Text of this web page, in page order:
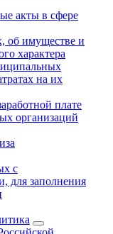
акты в сфере
об имуществе и
характера
на их
плате
организаций
с
для заполнения